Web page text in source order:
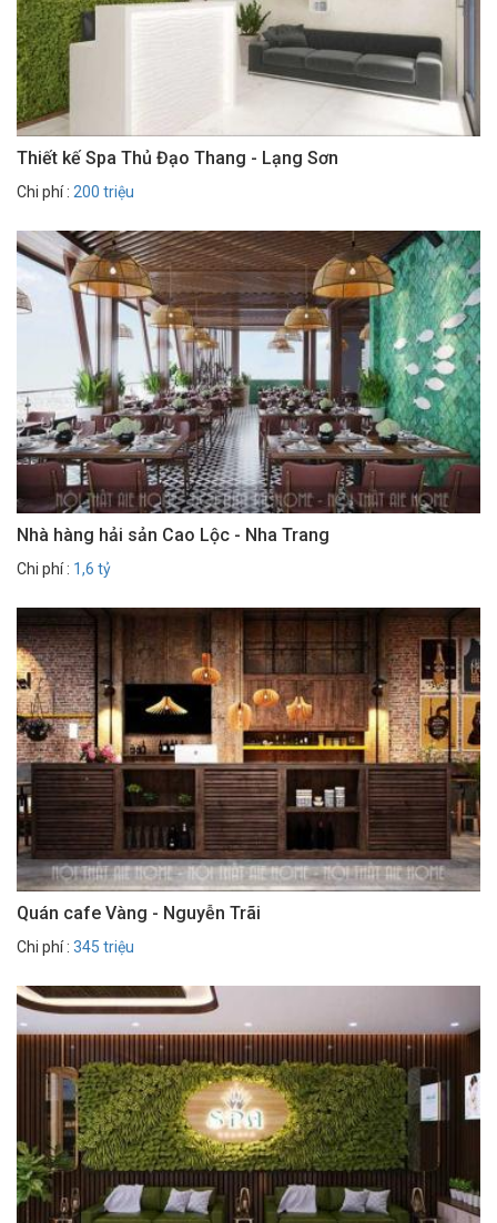
Thiết kế Spa Thủ Đạo Thang - Lạng Sơn
Chi phí : 200 triệu
Nhà hàng hải sản Cao Lộc - Nha Trang
Chi phí : 1,6 tỷ
Quán cafe Vàng - Nguyễn Trãi
Chi phí : 345 triệu